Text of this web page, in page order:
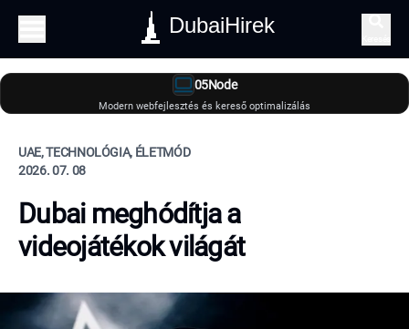
DubaiHirek
05Node
Modern webfejlesztés és kereső optimalizálás
UAE, TECHNOLÓGIA, ÉLETMÓD
2026. 07. 08
Dubai meghódítja a
videojátékok világát